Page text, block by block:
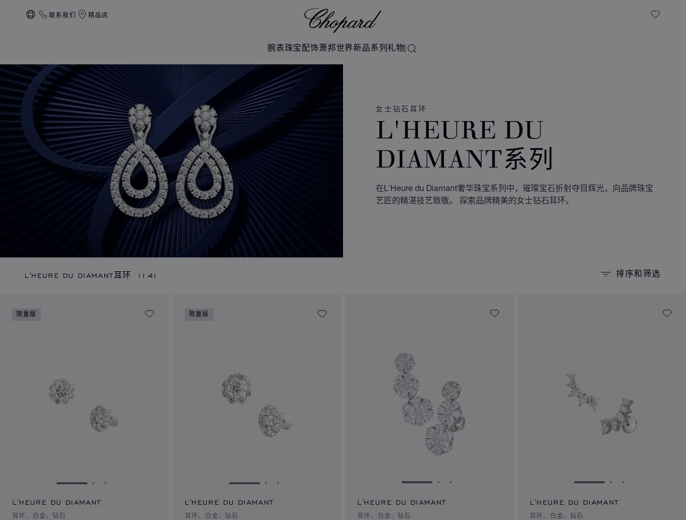
本地化（更改国家/地区）
联系我们 精品店 My
腕表珠宝配饰萧邦世界新品系列礼物搜索
女士钻石耳环
L'HEURE DU
DIAMANT系列
在L'Heure du Diamant奢华珠宝系列中，璀璨宝石折射夺目辉光，向品牌珠宝
艺匠的精湛技艺致敬。 探索品牌精美的女士钻石耳环。
L'HEURE DU DIAMANT耳环 (14) 排序和筛选
限量版
转到幻灯片 1转到幻灯片 2
转到幻灯片 3
L'HEURE DU DIAMANT
耳环、白金、钻石
限量版
转到幻灯片 1转到幻灯片 2
转到幻灯片 3
L'HEURE DU DIAMANT
耳环、白金、钻石
转到幻灯片 1转到幻灯片 2
转到幻灯片 3
L'HEURE DU DIAMANT
耳环、白金、钻石
转到幻灯片 1转到幻灯片 2
转到幻灯片 3
L'HEURE DU DIAMANT
耳环、白金、钻石